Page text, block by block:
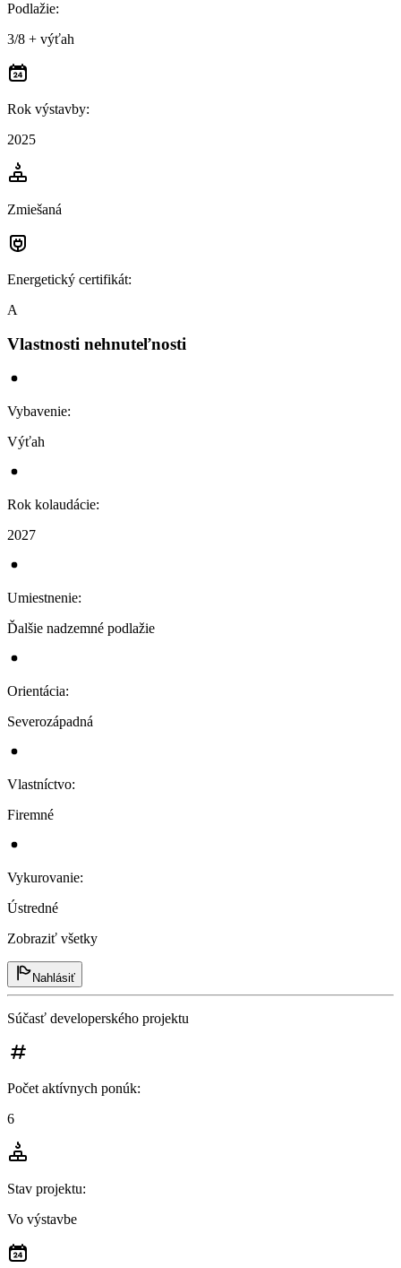
Podlažie:
3/8 + výťah
Rok výstavby:
2025
Zmiešaná
Energetický certifikát:
A
Vlastnosti nehnuteľnosti
Vybavenie:
Výťah
Rok kolaudácie:
2027
Umiestnenie:
Ďalšie nadzemné podlažie
Orientácia:
Severozápadná
Vlastníctvo:
Firemné
Vykurovanie:
Ústredné
Zobraziť všetky
Nahlásiť
Súčasť developerského projektu
Počet aktívnych ponúk:
6
Stav projektu:
Vo výstavbe